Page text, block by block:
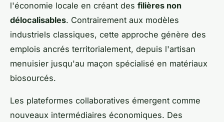
l'économie locale en créant des filières non
délocalisables. Contrairement aux modèles
industriels classiques, cette approche génère des
emplois ancrés territorialement, depuis l'artisan
menuisier jusqu'au maçon spécialisé en matériaux
biosourcés.
Les plateformes collaboratives émergent comme
nouveaux intermédiaires économiques. Des